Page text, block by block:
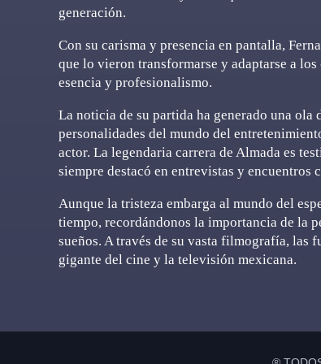
generación.
Con su carisma y presencia en pantalla,
que lo vieron transformarse y adaptarse a
esencia y profesionalismo.
La noticia de su partida ha generado una ola
personalidades del mundo del
actor. La legendaria carrera de Almada es
siempre destacó en entrevistas y encuentros
Aunque la tristeza embarga al mundo del
tiempo, recordándonos la importancia de la
sueños. A través de su vasta filmografía, las
gigante del cine y la televisión mexicana.